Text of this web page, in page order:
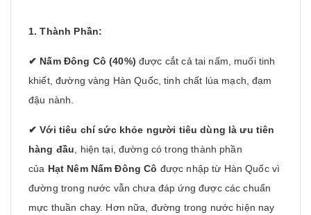
1. Thành Phần:
✔ Nấm Đông Cô (40%) được cắt cả tai nấm, muối tinh
khiết, đường vàng Hàn Quốc, tinh chất lúa mạch, đạm
đậu nành.
✔ Với tiêu chí sức khỏe người tiêu dùng là ưu tiên
hàng đầu, hiện tại, đường có trong thành phần
của Hạt Nêm Nấm Đông Cô được nhập từ Hàn Quốc vì
đường trong nước vẫn chưa đáp ứng được các chuẩn
mực thuần chay. Hơn nữa, đường trong nước hiện nay